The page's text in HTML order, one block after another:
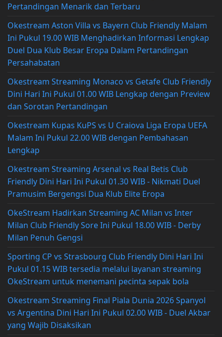
Pertandingan Menarik dan Terbaru
Okestream Aston Villa vs Bayern Club Friendly Malam
Ini Pukul 19.00 WIB Menghadirkan Informasi Lengkap
Duel Dua Klub Besar Eropa Dalam Pertandingan
Persahabatan
Okestream Streaming Monaco vs Getafe Club Friendly
Dini Hari Ini Pukul 01.00 WIB Lengkap dengan Preview
dan Sorotan Pertandingan
Okestream Kupas KuPS vs U Craiova Liga Eropa UEFA
Malam Ini Pukul 22.00 WIB dengan Pembahasan
Lengkap
Okestream Streaming Arsenal vs Real Betis Club
Friendly Dini Hari Ini Pukul 01.30 WIB - Nikmati Duel
Pramusim Bergengsi Dua Klub Elite Eropa
OkeStream Hadirkan Streaming AC Milan vs Inter
Milan Club Friendly Sore Ini Pukul 18.00 WIB - Derby
Milan Penuh Gengsi
Sporting CP vs Strasbourg Club Friendly Dini Hari Ini
Pukul 01.15 WIB tersedia melalui layanan streaming
OkeStream untuk menemani pecinta sepak bola
Okestream Streaming Final Piala Dunia 2026 Spanyol
vs Argentina Dini Hari Ini Pukul 02.00 WIB - Duel Akbar
yang Wajib Disaksikan